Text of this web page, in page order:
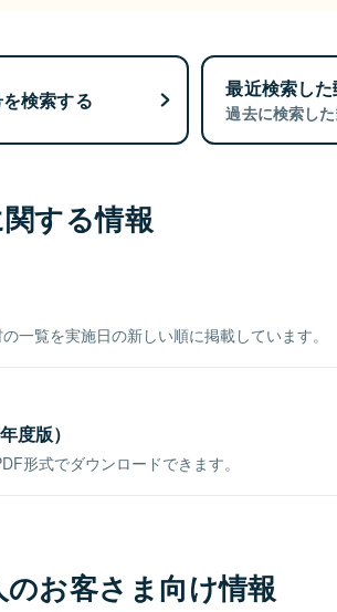
検索する 最近検索し
過去に検索し
する情報
一覧を実施日の新しい順に掲載しています。
度版）
形式でダウンロードできます。
お客さま向け情報